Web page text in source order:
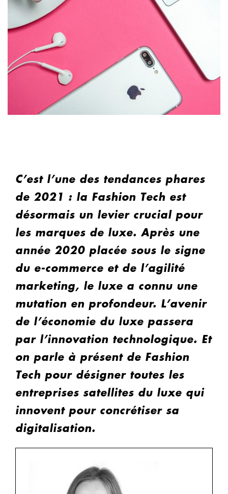
C’est l’une des tendances phares
de 2021 : la Fashion Tech est
désormais un levier crucial pour
les marques de luxe. Après une
année 2020 placée sous le signe
du e-commerce et de l’agilité
marketing, le luxe a connu une
mutation en profondeur. L’avenir
de l’économie du luxe passera
par l’innovation technologique. Et
on parle à présent de Fashion
Tech pour désigner toutes les
entreprises satellites du luxe qui
innovent pour concrétiser sa
digitalisation.